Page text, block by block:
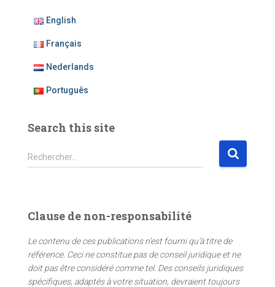
English
Français
Nederlands
Português
Search this site
R
e
r
h
e
r
Rechercher…
Clause de non-responsabilité
Le contenu de ces publications n’est fourni qu’à titre de
référence. Ceci ne constitue pas de conseil juridique et ne
doit pas être considéré comme tel. Des conseils juridiques
spécifiques, adaptés à votre situation, devraient toujours